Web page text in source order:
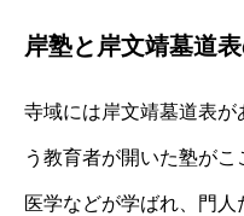
岸塾と岸文靖墓道
寺域には岸文靖墓道表
う教育者が開いた塾が
医学などが学ばれ、門